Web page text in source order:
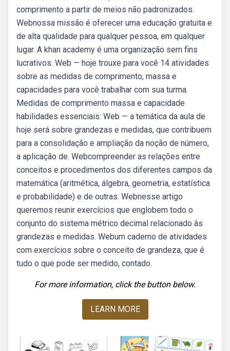
comprimento a partir de meios não padronizados.
Webnossa missão é oferecer uma educação gratuita e
de alta qualidade para qualquer pessoa, em qualquer
lugar. A khan academy é uma organização sem fins
lucrativos. Web — hoje trouxe para você 14 atividades
sobre as medidas de comprimento, massa e
capacidades para você trabalhar com sua turma.
Medidas de comprimento massa e capacidade
habilidades essenciais: Web — a temática da aula de
hoje será sobre grandezas e medidas, que contribuem
para a consolidação e ampliação da noção de número,
a aplicação de. Webcompreender as relações entre
conceitos e procedimentos dos diferentes campos da
matemática (aritmética, álgebra, geometria, estatística
e probabilidade) e de outras. Webnesse artigo
queremos reunir exercícios que englobem todo o
conjunto do sistema métrico decimal relacionado às
grandezas e medidas. Webum caderno de atividades
com exercícios sobre o conceito de grandeza, que é
tudo o que pode ser medido, contado.
For more information, click the button below.
LEARN MORE